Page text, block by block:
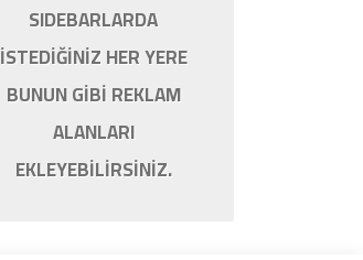
SIDEBARLARDA
İSTEDİĞİNİZ HER YERE
BUNUN GİBİ REKLAM
ALANLARI
EKLEYEBİLİRSİNİZ.